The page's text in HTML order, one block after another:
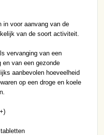
in voor aanvang van de
van de soort activiteit.
vervanging van een
en van een gezonde
aanbevolen hoeveelheid
op een droge en koele